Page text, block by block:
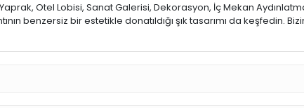
Otel Lobisi, Sanat Galerisi, Dekorasyon, İç Mekan
benzersiz bir estetikle donatıldığı şık tasarımı da keşfedin.